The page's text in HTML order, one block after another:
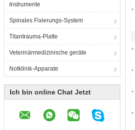
Instrumente
Spinales Fixierungs-System
Titantrauma-Platte
Veterinärmedizinische geräte
Notklinik-Apparate
Ich bin online Chat Jetzt